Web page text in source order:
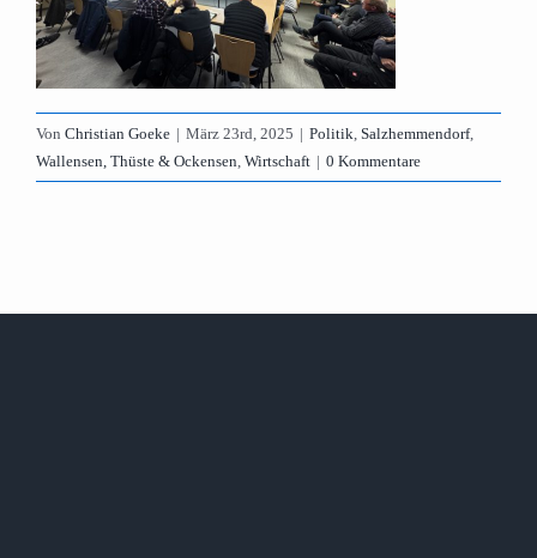
Von Christian Goeke | März 23rd, 2025 | Politik, Salzhemmendorf,
Wallensen, Thüste & Ockensen, Wirtschaft | 0 Kommentare